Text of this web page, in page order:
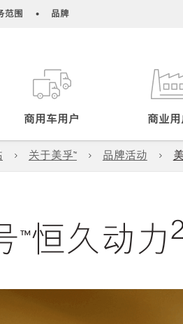
范围 • 品牌
商用车用户 商业用
关于美孚™️ 品牌活动
™恒久动力2